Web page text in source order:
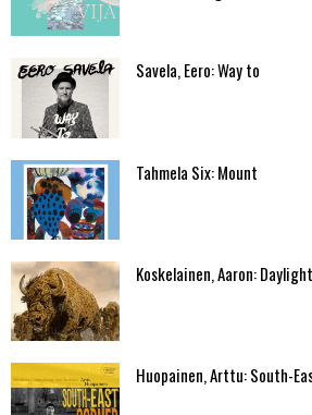
Savela, Eero: Way to
Tahmela Six: Mount
Koskelainen, Aaron:
Huopainen, Arttu: South-